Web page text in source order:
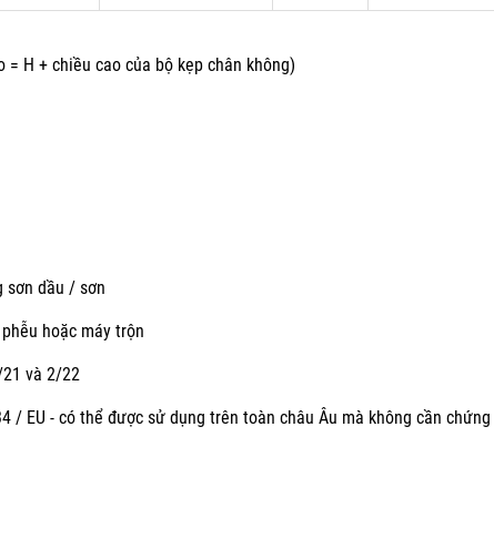
H + chiều cao của bộ kẹp chân không)
sơn dầu / sơn
hoặc máy trộn
và 2/22
/ EU - có thể được sử dụng trên toàn châu Âu mà không cần